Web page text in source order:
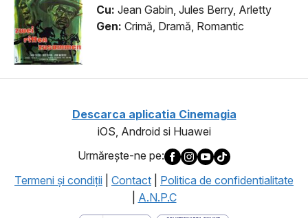
Cu: Jean Gabin, Jules Berry, Arletty
Gen: Crimă, Dramă, Romantic
Descarca aplicatia Cinemagia
iOS, Android si Huawei
Urmăreşte-ne pe:
Termeni şi condiţii
Contact
Politica de confidentialitate
A.N.P.C